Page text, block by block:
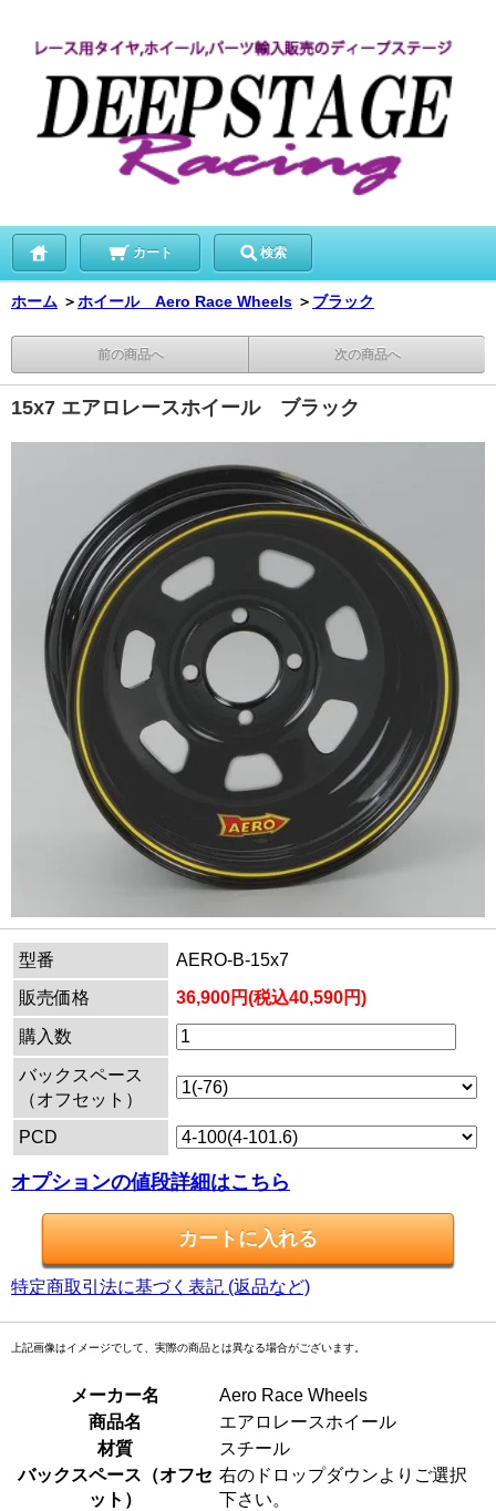
カート 検索
ホーム ＞ホイール Aero Race Wheels ＞ ブラック
前の商品へ 次の商品へ
15x7 エアロレースホイール ブラック
型番
AERO-B-15x7
販売価格
36,900円(税込40,590円)
購入数
バックスペース
（オフセット）
PCD
オプションの値段詳細はこちら
特定商取引法に基づく表記 (返品など)
上記画像はイメージでして、実際の商品とは異なる場合がございます。
メーカー名
Aero Race Wheels
商品名
エアロレースホイール
材質
スチール
バックスペース（オフセ
ット）
右のドロップダウンよりご選択
下さい。